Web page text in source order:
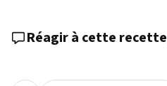
Réagir à cette recette